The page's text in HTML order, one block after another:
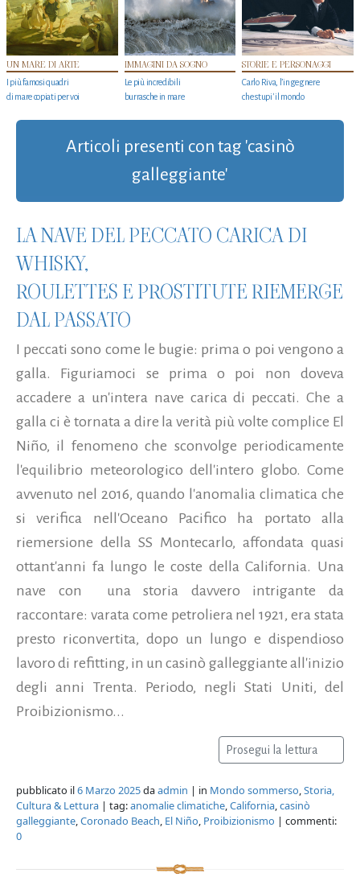
UN MARE DI ARTE
I più famosi quadri
di mare copiati per voi
IMMAGINI DA SOGNO
Le più incredibili
burrasche in mare
STORIE E PERSONAGGI
Carlo Riva, l’ingegnere
che stupi' il mondo
Articoli presenti con tag 'casinò
galleggiante'
LA NAVE DEL PECCATO CARICA DI
WHISKY,
ROULETTES E PROSTITUTE RIEMERGE
DAL PASSATO
I peccati sono come le bugie: prima o poi vengono a
galla. Figuriamoci se prima o poi non doveva
accadere a un'intera nave carica di peccati. Che a
galla ci è tornata a dire la verità più volte complice El
Niño, il fenomeno che sconvolge periodicamente
l'equilibrio meteorologico dell'intero globo. Come
avvenuto nel 2016, quando l'anomalia climatica che
si verifica nell'Oceano Pacifico ha portato alla
riemersione della SS Montecarlo, affondata quasi
ottant'anni fa lungo le coste della California. Una
nave con una storia davvero intrigante da
raccontare: varata come petroliera nel 1921, era stata
presto riconvertita, dopo un lungo e dispendioso
lavoro di refitting, in un casinò galleggiante all'inizio
degli anni Trenta. Periodo, negli Stati Uniti, del
Proibizionismo...
Prosegui la lettura
pubblicato il6 Marzo 2025daadmin | in Mondo sommerso,Storia,
Cultura & Lettura | tag:anomalie climatiche,California,casinò
galleggiante,Coronado Beach, El Niño, Proibizionismo | commenti:
0